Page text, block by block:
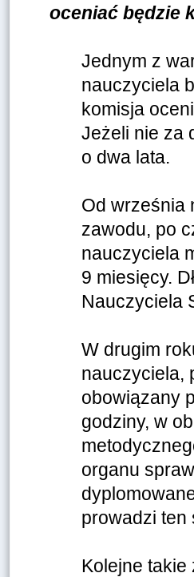
oceniać będzie
Jednym z
nauczyciela
komisja
Jeżeli nie za
o dwa lata.
Od września
zawodu, po
nauczyciela
9 miesięcy.
Nauczyciela
W drugim
nauczyciela,
obowiązany
godziny, w
organu
prowadzi ten
Kolejne